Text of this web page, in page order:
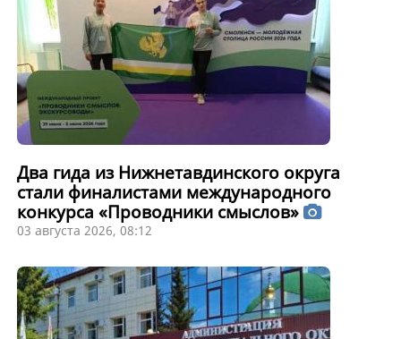
Два гида из Нижнетавдинского округа
стали финалистами международного
конкурса «Проводники смыслов»
03 августа 2026, 08:12